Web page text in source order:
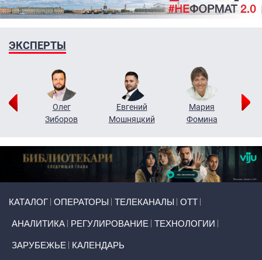
ЭКСПЕРТЫ
Олег
Зиборов
Евгений
Мошняцкий
Мария
Фомина
КАТАЛОГ ОПЕРАТОРЫ ТЕЛЕКАНАЛЫ ОТТ
АНАЛИТИКА РЕГУЛИРОВАНИЕ ТЕХНОЛОГИИ
ЗАРУБЕЖЬЕ КАЛЕНДАРЬ